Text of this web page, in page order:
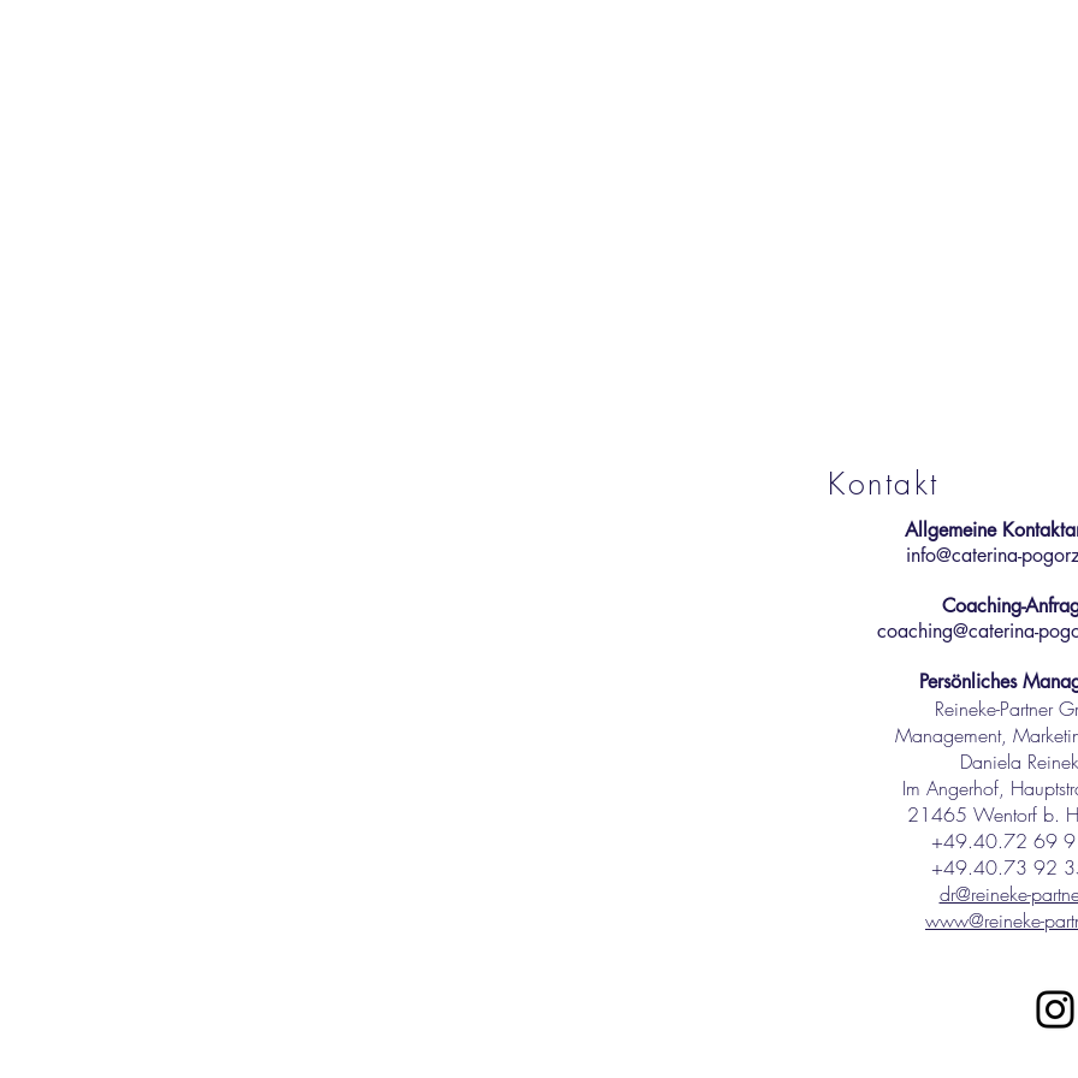
Kontakt
Allgemeine
info@caterina-
Coaching-
coaching@caterina-
Persönliches
Reineke-Partner
Management,
Daniela
Im Angerhof,
21465 Wentorf b.
+49.40.72 69
+49.40.73 92
dr@reineke-
www@reineke-